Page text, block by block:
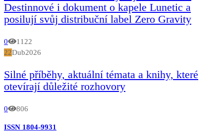
Destinnové i dokument o kapele Lunetic a
posilují svůj distribuční label Zero Gravity
0
1122
22Dub2026
Silné příběhy, aktuální témata a knihy, které
otevírají důležité rozhovory
0 806
ISSN 1804-9931